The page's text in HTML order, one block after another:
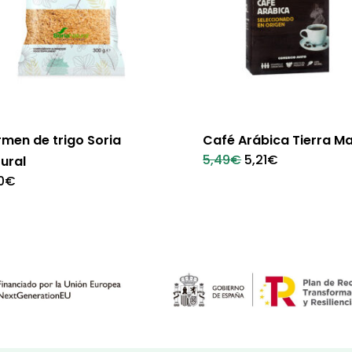
de trigo Soria
€
Café Arábica Tierra
5,49€ El
precio
5,21€